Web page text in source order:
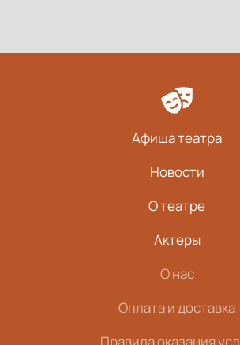
Афиша театра
Новости
О театре
Актеры
О нас
Оплата и доставка